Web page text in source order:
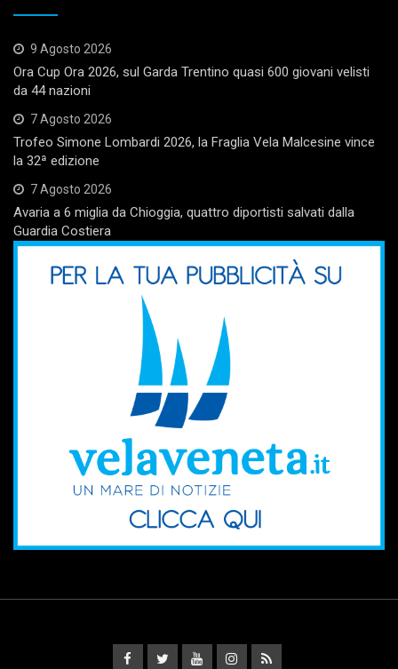
9 Agosto 2026
Ora Cup Ora 2026, sul Garda Trentino quasi 600 giovani velisti
da 44 nazioni
7 Agosto 2026
Trofeo Simone Lombardi 2026, la Fraglia Vela Malcesine vince
la 32ª edizione
7 Agosto 2026
Avaria a 6 miglia da Chioggia, quattro diportisti salvati dalla
Guardia Costiera